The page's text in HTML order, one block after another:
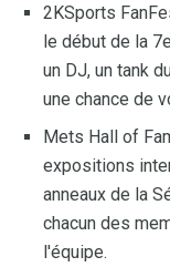
2KSports
le début de la
un DJ, un tank
une chance de
Mets Hall of
expositions
anneaux de la
chacun des
l'équipe.